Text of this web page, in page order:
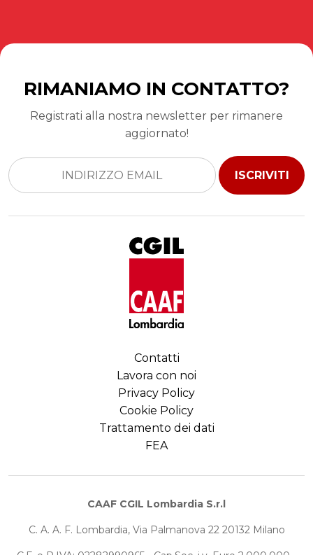
RIMANIAMO IN CONTATTO?
Registrati alla nostra newsletter per rimanere
aggiornato!
ISCRIVITI
Contatti
Lavora con noi
Privacy Policy
Cookie Policy
Trattamento dei dati
FEA
CAAF CGIL Lombardia S.r.l
C. A. A. F. Lombardia, Via Palmanova 22 20132 Milano